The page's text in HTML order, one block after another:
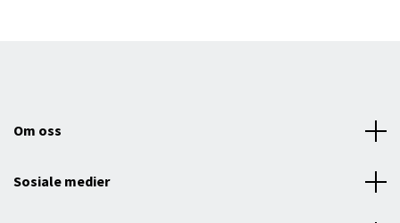
Om oss
Sosiale medier